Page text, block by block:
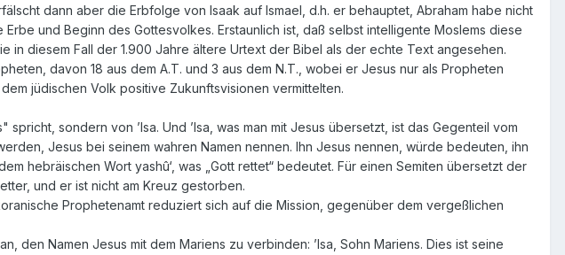
dann aber die Erbfolge von Isaak auf Ismael, d.h. er behauptet, Abraham habe nicht
und Beginn des Gottesvolkes. Erstaunlich ist, daß selbst intelligente Moslems diese
diesem Fall der 1.900 Jahre ältere Urtext der Bibel als der echte Text angesehen.
davon 18 aus dem A.T. und 3 aus dem N.T., wobei er Jesus nur als Propheten
jüdischen Volk positive Zukunftsvisionen vermittelten.
sondern von ’Isa. Und ’Isa, was man mit Jesus übersetzt, ist das Gegenteil vom
Jesus bei seinem wahren Namen nennen. Ihn Jesus nennen, würde bedeuten, ihn
hebräischen Wort yashû‘, was „Gott rettet“ bedeutet. Für einen Semiten übersetzt der
und er ist nicht am Kreuz gestorben.
Prophetenamt reduziert sich auf die Mission, gegenüber dem vergeßlichen
den Namen Jesus mit dem Mariens zu verbinden: ’Isa, Sohn Mariens. Dies ist seine